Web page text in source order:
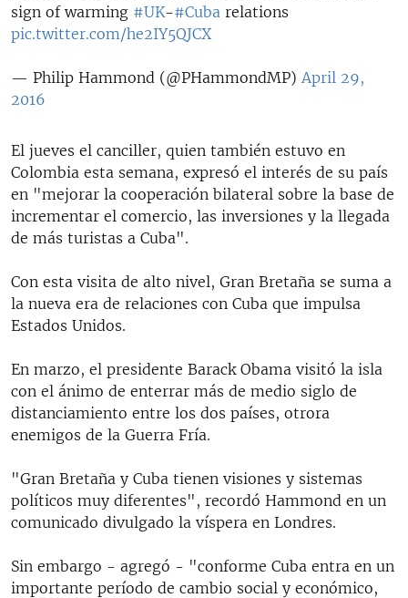
sign of warming #UK-#Cuba relations
pic.twitter.com/he2IY5QJCX
— Philip Hammond (@PHammondMP) April 29,
2016
El jueves el canciller, quien también estuvo en
Colombia esta semana, expresó el interés de su país
en "mejorar la cooperación bilateral sobre la base de
incrementar el comercio, las inversiones y la llegada
de más turistas a Cuba".
Con esta visita de alto nivel, Gran Bretaña se suma a
la nueva era de relaciones con Cuba que impulsa
Estados Unidos.
En marzo, el presidente Barack Obama visitó la isla
con el ánimo de enterrar más de medio siglo de
distanciamiento entre los dos países, otrora
enemigos de la Guerra Fría.
"Gran Bretaña y Cuba tienen visiones y sistemas
políticos muy diferentes", recordó Hammond en un
comunicado divulgado la víspera en Londres.
Sin embargo - agregó - "conforme Cuba entra en un
importante período de cambio social y económico,